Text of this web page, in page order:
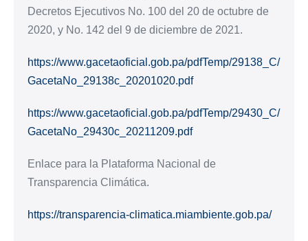
Decretos Ejecutivos No. 100 del 20 de octubre de
2020, y No. 142 del 9 de diciembre de 2021.
https://www.gacetaoficial.gob.pa/pdfTemp/29138_C/
GacetaNo_29138c_20201020.pdf
https://www.gacetaoficial.gob.pa/pdfTemp/29430_C/
GacetaNo_29430c_20211209.pdf
Enlace para la Plataforma Nacional de
Transparencia Climática.
https://transparencia-climatica.miambiente.gob.pa/